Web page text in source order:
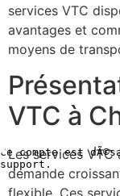
services VTC
avantages et
moyens de
VTC à
Les services
demande